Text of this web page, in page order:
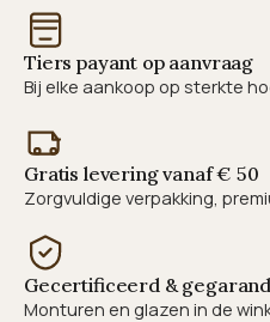
Tiers payant op aanvraag
Bij elke aankoop op sterkte
Gratis levering vanaf € 50
Zorgvuldige verpakking,
Gecertificeerd &
Monturen en glazen in de